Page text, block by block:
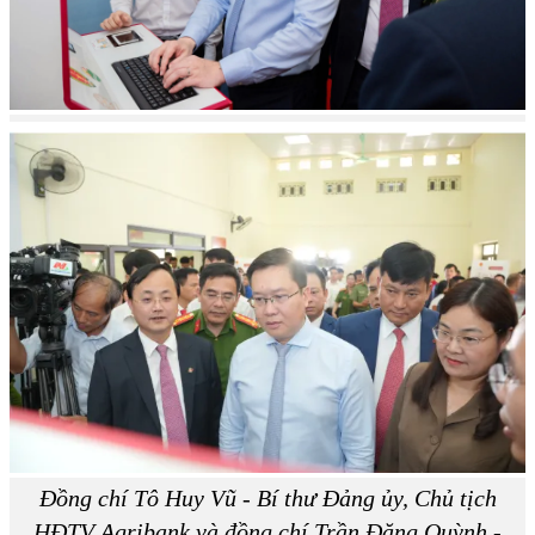
Đồng chí Tô Huy Vũ - Bí thư Đảng ủy, Chủ tịch